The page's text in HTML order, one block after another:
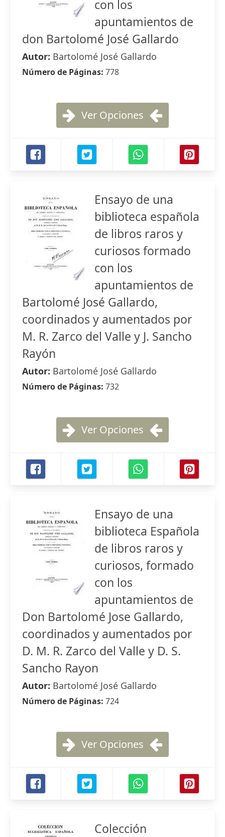
con los
apuntamientos de
don Bartolomé José Gallardo
Autor: Bartolomé José Gallardo
Número de Páginas: 778
Ver Opciones
Ensayo de una
biblioteca española
de libros raros y
curiosos formado
con los
apuntamientos de
Bartolomé José Gallardo,
coordinados y aumentados por
M. R. Zarco del Valle y J. Sancho
Rayón
Autor: Bartolomé José Gallardo
Número de Páginas: 732
Ver Opciones
Ensayo de una
biblioteca Española
de libros raros y
curiosos, formado
con los
apuntamientos de
Don Bartolomé Jose Gallardo,
coordinados y aumentados por
D. M. R. Zarco del Valle y D. S.
Sancho Rayon
Autor: Bartolomé José Gallardo
Número de Páginas: 724
Ver Opciones
Colección